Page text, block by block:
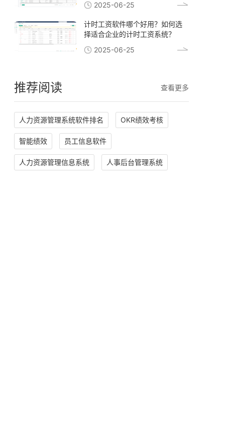
2025-06-25
计时工资软件哪个好用？如何选
择适合企业的计时工资系统？
2025-06-25
推荐阅读 查看更多
人力资源管理系统软件排名 OKR绩效考核
智能绩效 员工信息软件
人力资源管理信息系统 人事后台管理系统